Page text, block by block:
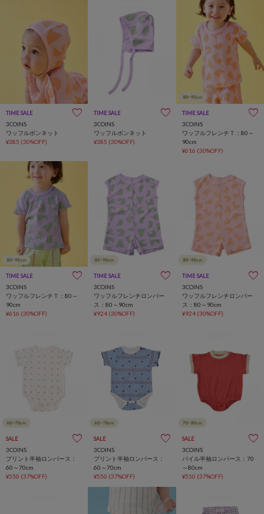
TIME SALE
3COINS
ワッフルボンネット
¥385 (30%OFF)
TIME SALE
3COINS
ワッフルボンネット
¥385 (30%OFF)
TIME SALE
3COINS
ワッフルフレンチＴ：80～
90cm
¥616 (30%OFF)
TIME SALE
3COINS
ワッフルフレンチＴ：80～
90cm
¥616 (30%OFF)
TIME SALE
3COINS
ワッフルフレンチロンパー
ス：80～90cm
¥924 (30%OFF)
TIME SALE
3COINS
ワッフルフレンチロンパー
ス：80～90cm
¥924 (30%OFF)
SALE
3COINS
プリント半袖ロンパース：
60～70cm
¥550 (37%OFF)
SALE
3COINS
プリント半袖ロンパース：
60～70cm
¥550 (37%OFF)
SALE
3COINS
パイル半袖ロンパース：70
～80cm
¥550 (37%OFF)